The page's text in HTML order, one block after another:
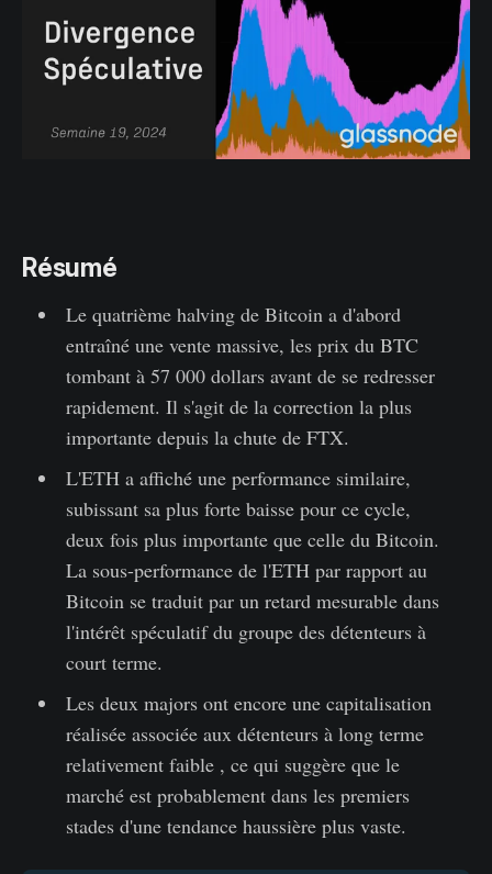
Résumé
Le quatrième halving de Bitcoin a d'abord
entraîné une vente massive, les prix du BTC
tombant à 57 000 dollars avant de se redresser
rapidement. Il s'agit de la correction la plus
importante depuis la chute de FTX.
L'ETH a affiché une performance similaire,
subissant sa plus forte baisse pour ce cycle,
deux fois plus importante que celle du Bitcoin.
La sous-performance de l'ETH par rapport au
Bitcoin se traduit par un retard mesurable dans
l'intérêt spéculatif du groupe des détenteurs à
court terme.
Les deux majors ont encore une capitalisation
réalisée associée aux détenteurs à long terme
relativement faible , ce qui suggère que le
marché est probablement dans les premiers
stades d'une tendance haussière plus vaste.